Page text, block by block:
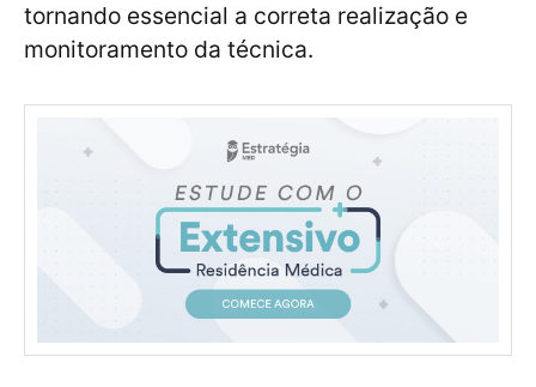
tornando essencial a correta realização e
monitoramento da técnica.